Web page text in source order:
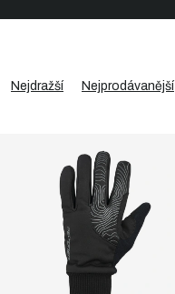
Nejdražší Nejprodávanější